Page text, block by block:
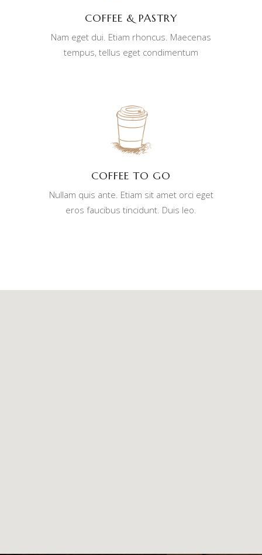
COFFEE & PASTRY
Nam eget dui. Etiam rhoncus. Maecenas
tempus, tellus eget condimentum
COFFEE TO GO
Nullam quis ante. Etiam sit amet orci eget
eros faucibus tincidunt. Duis leo.